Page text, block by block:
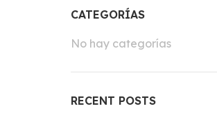
CATEGORÍAS
No hay categorías
RECENT POSTS